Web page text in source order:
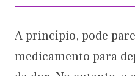
A princípio, pode
medicamento para